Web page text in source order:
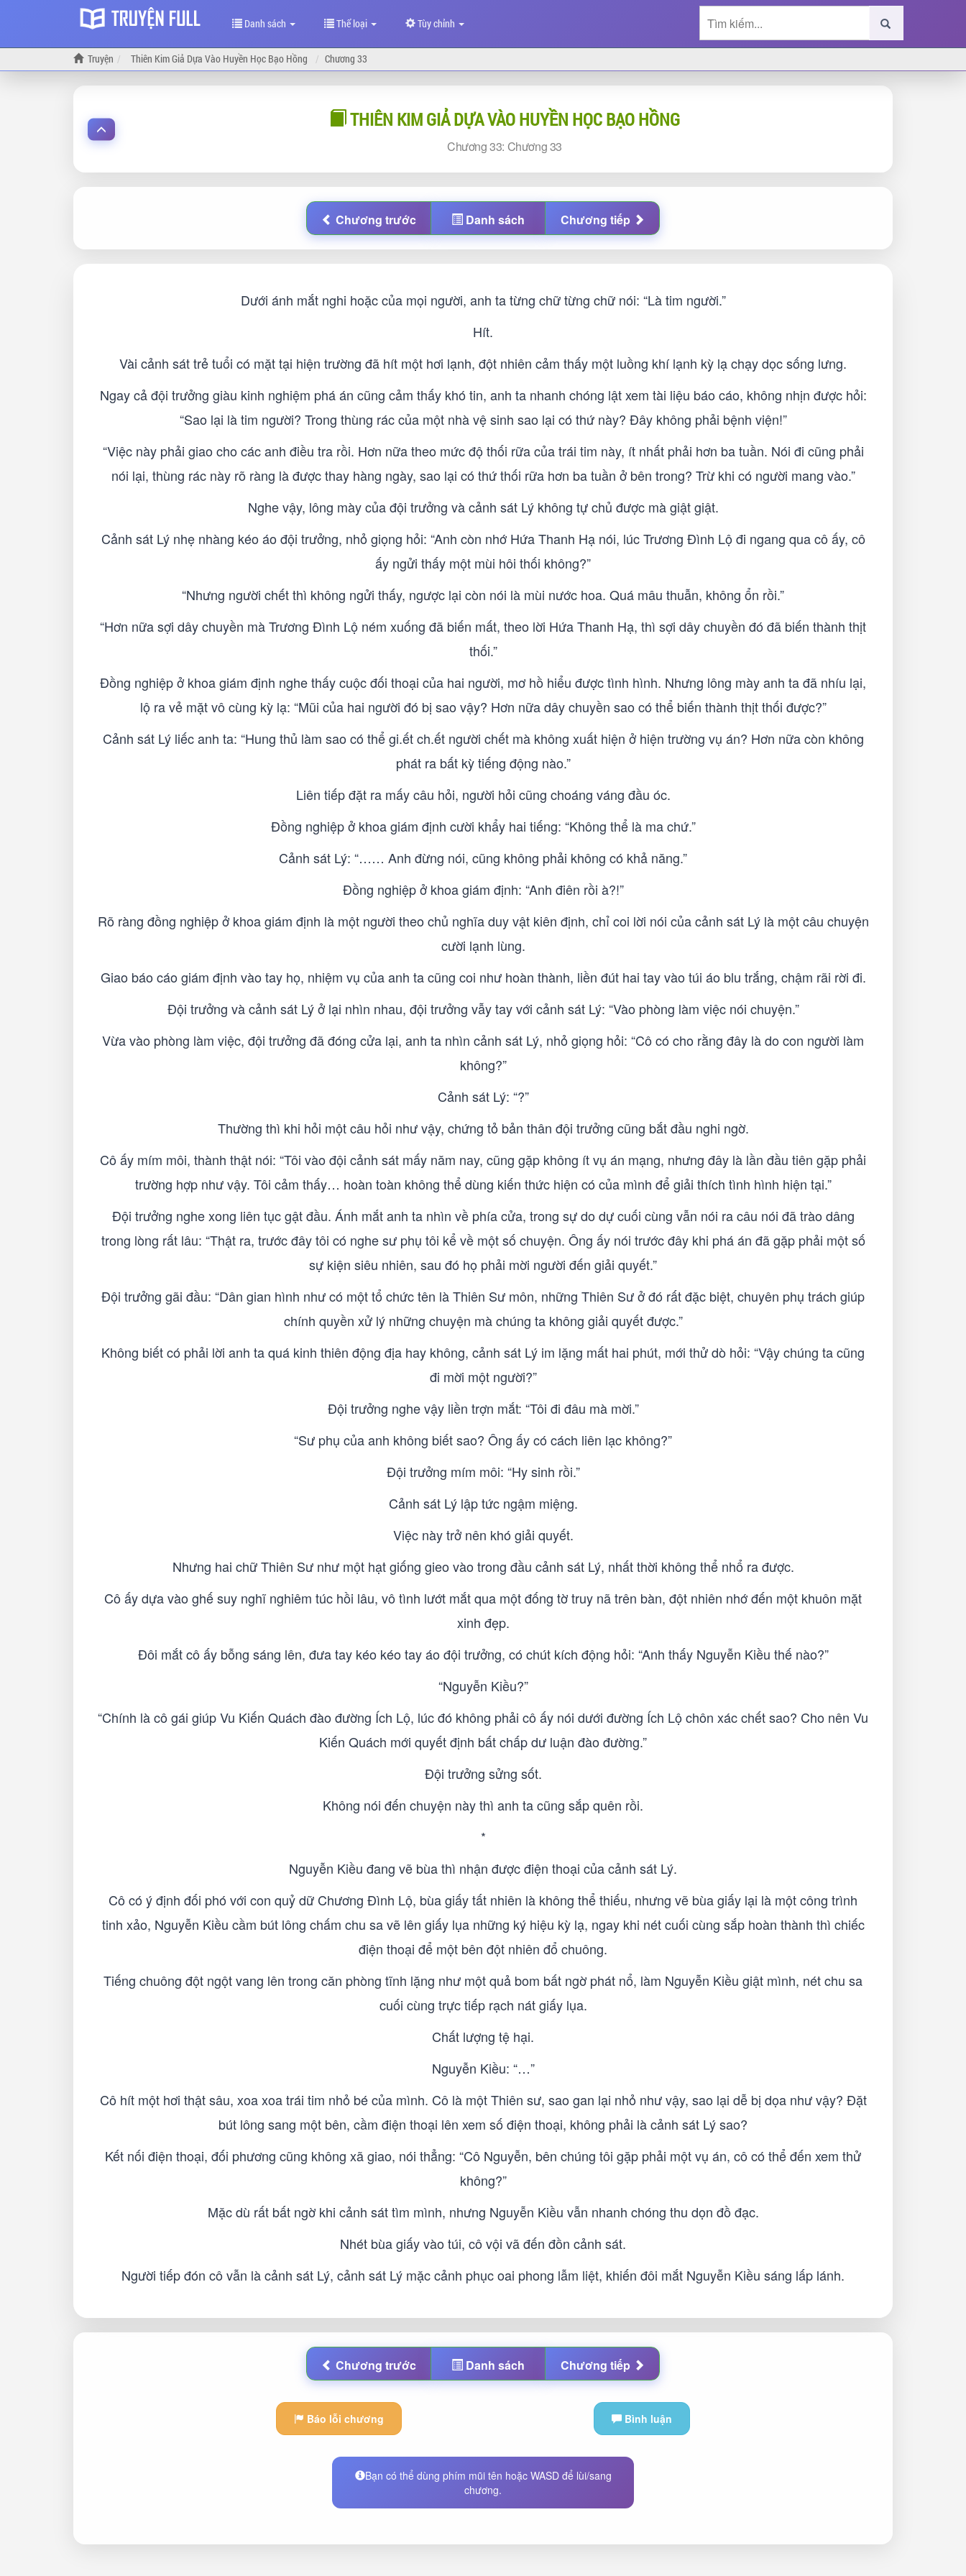
Danh sách Thể loại Tùy chỉnh
Truyện Thiên Kim Giả Dựa Vào Huyền Học Bạo Hồng Chương 33
THIÊN KIM GIẢ DỰA VÀO HUYỀN HỌC BẠO HỒNG
Chương33: Chương33
Chương trước Danh sách Chương tiếp
Dưới ánh mắt nghi hoặc của mọi người, anh ta từng chữ từng chữ nói: “Là tim người.”
Hít.
Vài cảnh sát trẻ tuổi có mặt tại hiện trường đã hít một hơi lạnh, đột nhiên cảm thấy một luồng khí lạnh kỳ lạ chạy dọc sống lưng.
Ngay cả đội trưởng giàu kinh nghiệm phá án cũng cảm thấy khó tin, anh ta nhanh chóng lật xem tài liệu báo cáo, không nhịn được hỏi:
“Sao lại là tim người? Trong thùng rác của một nhà vệ sinh sao lại có thứ này? Đây không phải bệnh viện!”
“Việc này phải giao cho các anh điều tra rồi. Hơn nữa theo mức độ thối rữa của trái tim này, ít nhất phải hơn ba tuần. Nói đi cũng phải
nói lại, thùng rác này rõ ràng là được thay hàng ngày, sao lại có thứ thối rữa hơn ba tuần ở bên trong? Trừ khi có người mang vào.”
Nghe vậy, lông mày của đội trưởng và cảnh sát Lý không tự chủ được mà giật giật.
Cảnh sát Lý nhẹ nhàng kéo áo đội trưởng, nhỏ giọng hỏi: “Anh còn nhớ Hứa Thanh Hạ nói, lúc Trương Đình Lộ đi ngang qua cô ấy, cô
ấy ngửi thấy một mùi hôi thối không?”
“Nhưng người chết thì không ngửi thấy, ngược lại còn nói là mùi nước hoa. Quá mâu thuẫn, không ổn rồi.”
“Hơn nữa sợi dây chuyền mà Trương Đình Lộ ném xuống đã biến mất, theo lời Hứa Thanh Hạ, thì sợi dây chuyền đó đã biến thành thịt
thối.”
Đồng nghiệp ở khoa giám định nghe thấy cuộc đối thoại của hai người, mơ hồ hiểu được tình hình. Nhưng lông mày anh ta đã nhíu lại,
lộ ra vẻ mặt vô cùng kỳ lạ: “Mũi của hai người đó bị sao vậy? Hơn nữa dây chuyền sao có thể biến thành thịt thối được?”
Cảnh sát Lý liếc anh ta: “Hung thủ làm sao có thể gi.ết ch.ết người chết mà không xuất hiện ở hiện trường vụ án? Hơn nữa còn không
phát ra bất kỳ tiếng động nào.”
Liên tiếp đặt ra mấy câu hỏi, người hỏi cũng choáng váng đầu óc.
Đồng nghiệp ở khoa giám định cười khẩy hai tiếng: “Không thể là ma chứ.”
Cảnh sát Lý: “…… Anh đừng nói, cũng không phải không có khả năng.”
Đồng nghiệp ở khoa giám định: “Anh điên rồi à?!”
Rõ ràng đồng nghiệp ở khoa giám định là một người theo chủ nghĩa duy vật kiên định, chỉ coi lời nói của cảnh sát Lý là một câu chuyện
cười lạnh lùng.
Giao báo cáo giám định vào tay họ, nhiệm vụ của anh ta cũng coi như hoàn thành, liền đút hai tay vào túi áo blu trắng, chậm rãi rời đi.
Đội trưởng và cảnh sát Lý ở lại nhìn nhau, đội trưởng vẫy tay với cảnh sát Lý: “Vào phòng làm việc nói chuyện.”
Vừa vào phòng làm việc, đội trưởng đã đóng cửa lại, anh ta nhìn cảnh sát Lý, nhỏ giọng hỏi: “Cô có cho rằng đây là do con người làm
không?”
Cảnh sát Lý: “?”
Thường thì khi hỏi một câu hỏi như vậy, chứng tỏ bản thân đội trưởng cũng bắt đầu nghi ngờ.
Cô ấy mím môi, thành thật nói: “Tôi vào đội cảnh sát mấy năm nay, cũng gặp không ít vụ án mạng, nhưng đây là lần đầu tiên gặp phải
trường hợp như vậy. Tôi cảm thấy… hoàn toàn không thể dùng kiến thức hiện có của mình để giải thích tình hình hiện tại.”
Đội trưởng nghe xong liên tục gật đầu. Ánh mắt anh ta nhìn về phía cửa, trong sự do dự cuối cùng vẫn nói ra câu nói đã trào dâng
trong lòng rất lâu: “Thật ra, trước đây tôi có nghe sư phụ tôi kể về một số chuyện. Ông ấy nói trước đây khi phá án đã gặp phải một số
sự kiện siêu nhiên, sau đó họ phải mời người đến giải quyết.”
Đội trưởng gãi đầu: “Dân gian hình như có một tổ chức tên là Thiên Sư môn, những Thiên Sư ở đó rất đặc biệt, chuyên phụ trách giúp
chính quyền xử lý những chuyện mà chúng ta không giải quyết được.”
Không biết có phải lời anh ta quá kinh thiên động địa hay không, cảnh sát Lý im lặng mất hai phút, mới thử dò hỏi: “Vậy chúng ta cũng
đi mời một người?”
Đội trưởng nghe vậy liền trợn mắt: “Tôi đi đâu mà mời.”
“Sư phụ của anh không biết sao? Ông ấy có cách liên lạc không?”
Đội trưởng mím môi: “Hy sinh rồi.”
Cảnh sát Lý lập tức ngậm miệng.
Việc này trở nên khó giải quyết.
Nhưng hai chữ Thiên Sư như một hạt giống gieo vào trong đầu cảnh sát Lý, nhất thời không thể nhổ ra được.
Cô ấy dựa vào ghế suy nghĩ nghiêm túc hồi lâu, vô tình lướt mắt qua một đống tờ truy nã trên bàn, đột nhiên nhớ đến một khuôn mặt
xinh đẹp.
Đôi mắt cô ấy bỗng sáng lên, đưa tay kéo kéo tay áo đội trưởng, có chút kích động hỏi: “Anh thấy Nguyễn Kiều thế nào?”
“Nguyễn Kiều?”
“Chính là cô gái giúp Vu Kiến Quách đào đường Ích Lộ, lúc đó không phải cô ấy nói dưới đường Ích Lộ chôn xác chết sao? Cho nên Vu
Kiến Quách mới quyết định bất chấp dư luận đào đường.”
Đội trưởng sửng sốt.
Không nói đến chuyện này thì anh ta cũng sắp quên rồi.
*
Nguyễn Kiều đang vẽ bùa thì nhận được điện thoại của cảnh sát Lý.
Cô có ý định đối phó với con quỷ dữ Chương Đình Lộ, bùa giấy tất nhiên là không thể thiếu, nhưng vẽ bùa giấy lại là một công trình
tinh xảo, Nguyễn Kiều cầm bút lông chấm chu sa vẽ lên giấy lụa những ký hiệu kỳ lạ, ngay khi nét cuối cùng sắp hoàn thành thì chiếc
điện thoại để một bên đột nhiên đổ chuông.
Tiếng chuông đột ngột vang lên trong căn phòng tĩnh lặng như một quả bom bất ngờ phát nổ, làm Nguyễn Kiều giật mình, nét chu sa
cuối cùng trực tiếp rạch nát giấy lụa.
Chất lượng tệ hại.
Nguyễn Kiều: “…”
Cô hít một hơi thật sâu, xoa xoa trái tim nhỏ bé của mình. Cô là một Thiên sư, sao gan lại nhỏ như vậy, sao lại dễ bị dọa như vậy? Đặt
bút lông sang một bên, cầm điện thoại lên xem số điện thoại, không phải là cảnh sát Lý sao?
Kết nối điện thoại, đối phương cũng không xã giao, nói thẳng: “Cô Nguyễn, bên chúng tôi gặp phải một vụ án, cô có thể đến xem thử
không?”
Mặc dù rất bất ngờ khi cảnh sát tìm mình, nhưng Nguyễn Kiều vẫn nhanh chóng thu dọn đồ đạc.
Nhét bùa giấy vào túi, cô vội vã đến đồn cảnh sát.
Người tiếp đón cô vẫn là cảnh sát Lý, cảnh sát Lý mặc cảnh phục oai phong lẫm liệt, khiến đôi mắt Nguyễn Kiều sáng lấp lánh.
Chương trước Danh sách Chương tiếp
Báo lỗi chương Bình luận
Bạn có thể dùng phím mũi tên hoặc WASD để lùi/sang
chương.